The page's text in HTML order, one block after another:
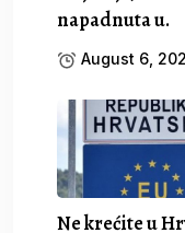
napadnuta u.
August 6,
Ne krećite u